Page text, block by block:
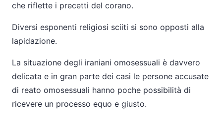
che riflette i precetti del corano.
Diversi esponenti religiosi sciiti si sono opposti alla
lapidazione.
La situazione degli iraniani omosessuali è davvero
delicata e in gran parte dei casi le persone accusate
di reato omosessuali hanno poche possibilità di
ricevere un processo equo e giusto.